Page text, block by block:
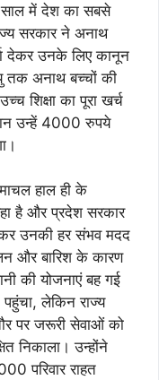
साल में देश का सबसे
सरकार ने अनाथ
देकर उनके लिए कानून
तक अनाथ बच्चों की
शिक्षा का पूरा खर्च
उन्हें 4000 रुपये
हाल ही के
है और प्रदेश सरकार
उनकी हर संभव मदद
और बारिश के कारण
की योजनाएं बह गई
लेकिन राज्य
पर जरूरी सेवाओं को
निकाला। उन्होंने
परिवार राहत